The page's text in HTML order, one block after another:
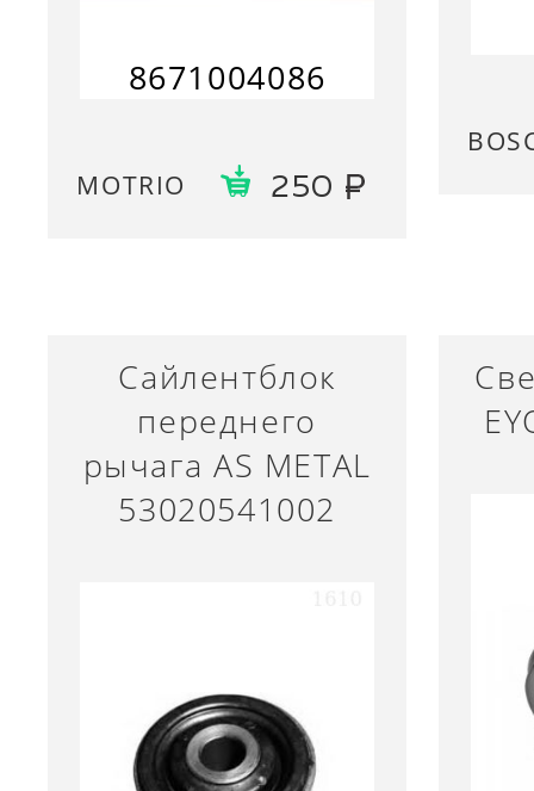
8671004086
MOTRIO 250
Сайлентблок
переднего
рычага AS METAL
53020541002